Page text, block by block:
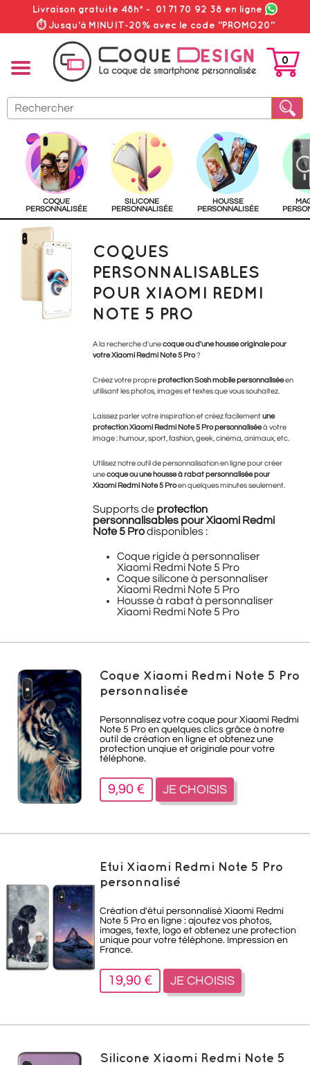
Livraison gratuite 48h* - 01 71 70 92 38 en ligne
⏱ Jusqu'à MINUIT-20% avec le code "PROMO20"
PANIER
0
COQUE
PERSONNALISÉE
SILICONE
PERSONNALISÉE
HOUSSE
PERSONNALISÉE
COQUES
PERSONNALISABLES
POUR XIAOMI REDMI
NOTE 5 PRO
A la recherche d'unecoque ou d'une housse originale pour
votre Xiaomi Redmi Note 5 Pro?
Créez votre propreprotection Sosh mobile personnaliséeen
utilisant les photos, images et textes que vous souhaitez.
Laissez parler votre inspiration et créez facilementune
protection Xiaomi Redmi Note 5 Pro personnaliséeà votre
image : humour, sport, fashion, geek, cinéma, animaux, etc.
Utilisez notre outil de personnalisation en ligne pour créer
unecoque ou une housse à rabat personnalisée pour
Xiaomi Redmi Note 5 Proen quelques minutes seulement.
Supports de protection
personnalisables pour Xiaomi Redmi
Note 5 Prodisponibles :
Coque rigide à personnaliser
Xiaomi Redmi Note 5 Pro
Coque silicone à personnaliser
Xiaomi Redmi Note 5 Pro
Housse à rabat à personnaliser
Xiaomi Redmi Note 5 Pro
Coque Xiaomi Redmi Note 5 Pro
personnalisée
Personnalisez votre coque pour Xiaomi Redmi
Note 5 Pro en quelques clics grâce à notre
outil de création en ligne et obtenez une
protection unqiue et originale pour votre
téléphone.
9,90 € JE CHOISIS
Etui Xiaomi Redmi Note 5 Pro
personnalisé
Création d'étui personnalisé Xiaomi Redmi
Note 5 Pro en ligne : ajoutez vos photos,
images, texte, logo et obtenez une protection
unique pour votre téléphone. Impression en
France.
19,90 € JE CHOISIS
Silicone Xiaomi Redmi Note 5